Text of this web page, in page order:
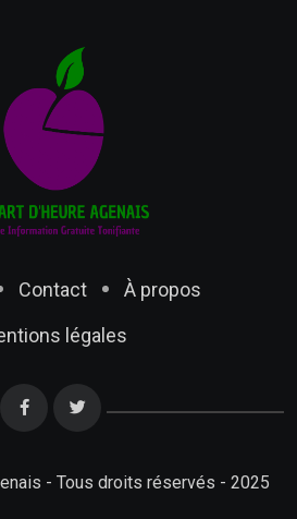
Contact
À propos
légales
- Tous droits réservés - 2025